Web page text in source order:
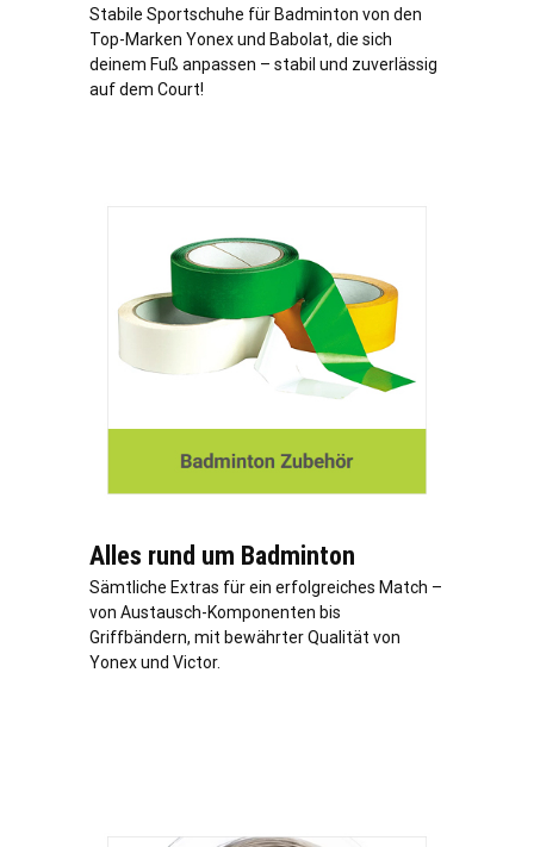
Stabile Sportschuhe für Badminton von den
Top-Marken Yonex und Babolat, die sich
deinem Fuß anpassen – stabil und zuverlässig
auf dem Court!
Alles rund um Badminton
Sämtliche Extras für ein erfolgreiches Match –
von Austausch-Komponenten bis
Griffbändern, mit bewährter Qualität von
Yonex und Victor.